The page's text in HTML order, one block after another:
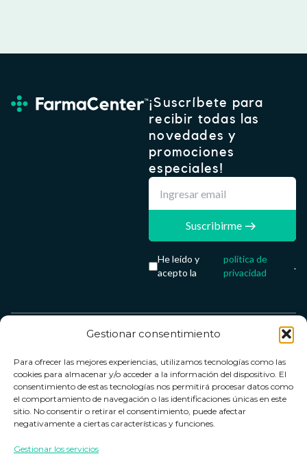
Gestionar consentimiento
Para ofrecer las mejores experiencias, utilizamos tecnologías como las
cookies para almacenar y/o acceder a la información del dispositivo. El
consentimiento de estas tecnologías nos permitirá procesar datos como
el comportamiento de navegación o las identificaciones únicas en este
sitio. No consentir o retirar el consentimiento, puede afectar
negativamente a ciertas características y funciones.
Gestionar los servicios
¡Suscríbete para
recibir todas las
novedades y
promociones
especiales!
Suscribirme
He leído y
acepto la
política de
privacidad
.
Contacto
Contacto
Política de
devoluciones
Horario de
Términos y
condiciones
Política de
privacidad
cookies
Farmacenter
digital, S.L
B24836249
info@farmacenter.es
de pago